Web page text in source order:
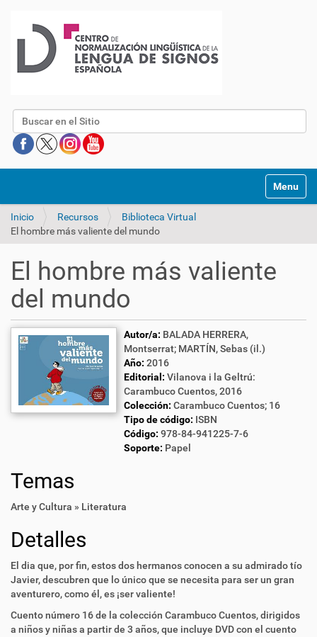
Buscar
Mostrar/
Inicio Recursos
Biblioteca Virtual
El hombre más valiente del mundo
El hombre más valiente
del mundo
Autor/a: BALADA HERRERA,
Montserrat; MARTÍN, Sebas (il.)
Año: 2016
Editorial: Vilanova i la Geltrú:
Carambuco Cuentos, 2016
Colección: Carambuco Cuentos; 16
Tipo de código: ISBN
Código: 978-84-941225-7-6
Soporte: Papel
Temas
Arte y Cultura » Literatura
Detalles
El dia que, por fin, estos dos hermanos conocen a su admirado tío
Javier, descubren que lo único que se necesita para ser un gran
aventurero, como él, es ¡ser valiente!
Cuento número 16 de la colección Carambuco Cuentos, dirigidos
a niños y niñas a partir de 3 años, que incluye DVD con el cuento